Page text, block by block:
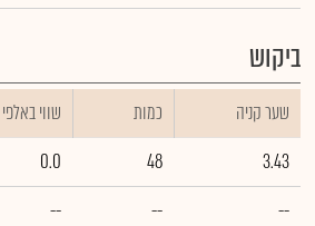
ביקוש
שער קניה כמות ₪ שווי באלפי
3.43
48
0.0
--
--
--